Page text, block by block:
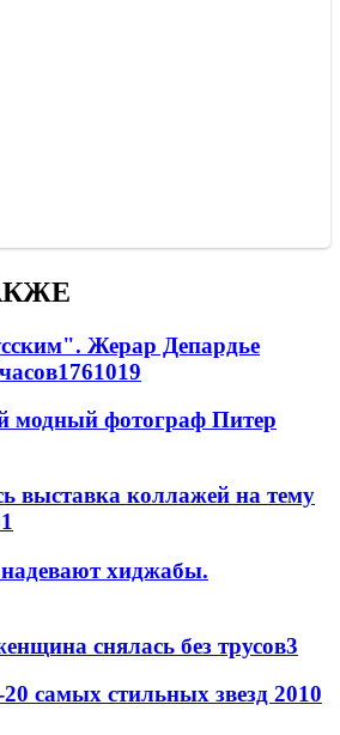
Жерар Депардье
1761019
модный фотограф Питер
выставка коллажей на тему
хиджабы.
снялась без трусов3
самых стильных звезд 2010